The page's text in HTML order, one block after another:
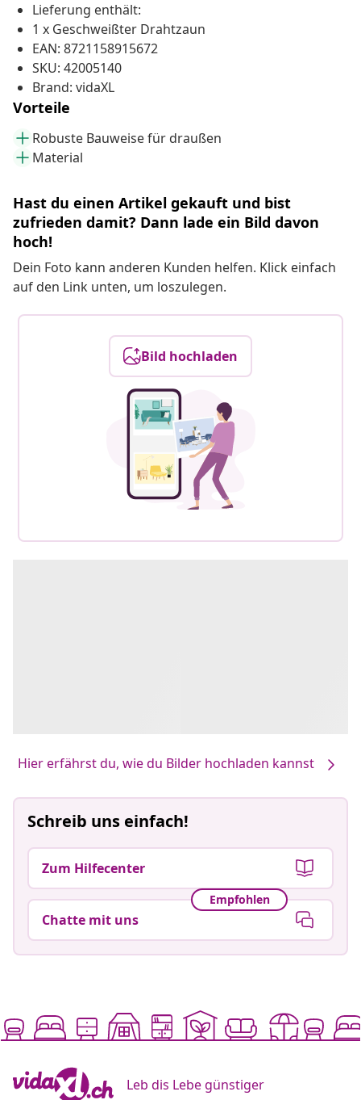
Lieferung enthält:
1 x Geschweißter Drahtzaun
EAN: 8721158915672
SKU: 42005140
Brand: vidaXL
Vorteile
Robuste Bauweise für draußen
Material
Hast du einen Artikel gekauft und bist
zufrieden damit? Dann lade ein Bild davon
hoch!
Dein Foto kann anderen Kunden helfen. Klick einfach
auf den Link unten, um loszulegen.
Bild hochladen
Hier erfährst du, wie du Bilder hochladen kannst
Schreib uns einfach!
Zum Hilfecenter
Empfohlen
Chatte mit uns
Leb dis Lebe günstiger